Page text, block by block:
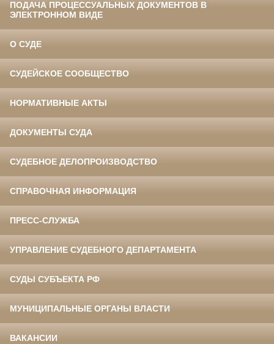
ПОДАЧА ПРОЦЕССУАЛЬНЫХ ДОКУМЕНТОВ В
ЭЛЕКТРОННОМ ВИДЕ
О СУДЕ
СУДЕЙСКОЕ СООБЩЕСТВО
НОРМАТИВНЫЕ АКТЫ
ДОКУМЕНТЫ СУДА
СУДЕБНОЕ ДЕЛОПРОИЗВОДСТВО
СПРАВОЧНАЯ ИНФОРМАЦИЯ
ПРЕСС-СЛУЖБА
УПРАВЛЕНИЕ СУДЕБНОГО ДЕПАРТАМЕНТА
СУДЫ СУБЪЕКТА РФ
МУНИЦИПАЛЬНЫЕ ОРГАНЫ ВЛАСТИ
ВАКАНСИИ